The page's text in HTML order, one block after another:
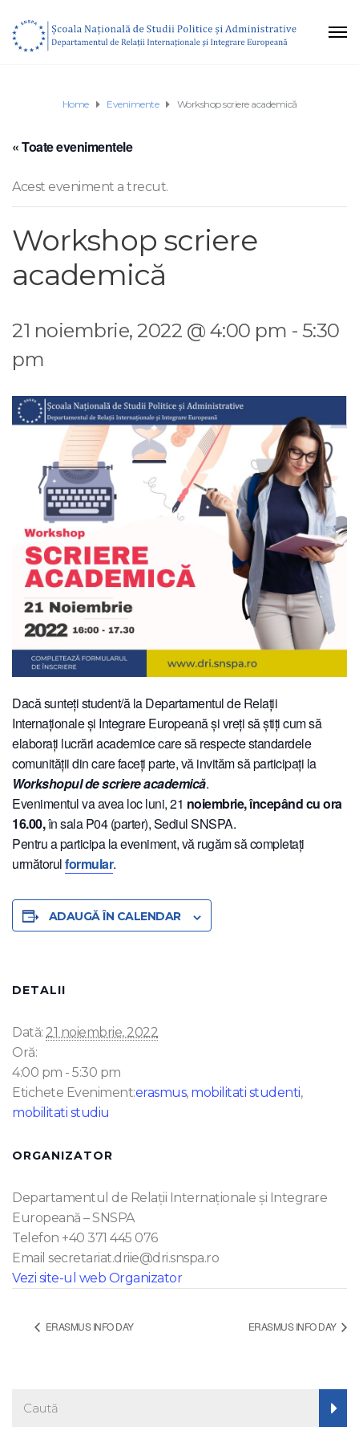
Home Evenimente Workshop scriere academică
« Toate evenimentele
Acest eveniment a trecut.
Workshop scriere
academică
21 noiembrie, 2022 @ 4:00 pm - 5:30
pm
Dacă sunteți student/ă la Departamentul de Relații
Internaționale și Integrare Europeană și vreți să știți cum să
elaborați lucrări academice care să respecte standardele
comunității din care faceți parte, vă invităm să participați la
Workshopul de scriere academică.
Evenimentul va avea loc luni, 21 noiembrie, începând cu ora
16.00,în sala P04 (parter), Sediul SNSPA.
Pentru a participa la eveniment, vă rugăm să completați
următorulformular.
ADAUGĂ ÎN CALENDAR
DETALII
Dată: 21 noiembrie, 2022
Oră:
4:00 pm - 5:30 pm
Etichete Eveniment:erasmus, mobilitati studenti,
mobilitati studiu
ORGANIZATOR
Departamentul de Relații Internaționale și Integrare
Europeană – SNSPA
Telefon +40 371 445 076
Email secretariat.driie@dri.snspa.ro
Vezi site-ul web Organizator
ERASMUS INFO DAY ERASMUS INFO DAY